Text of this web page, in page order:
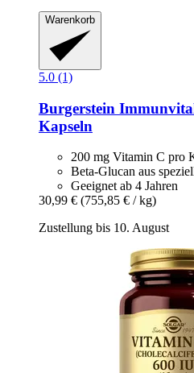
Warenkorb
5.0 (1)
Burgerstein
Kapseln
200 mg Vitamin C pro
Beta-Glucan aus
Geeignet ab 4 Jahren
30,99 € (755,85 € / kg)
Zustellung bis 10. August